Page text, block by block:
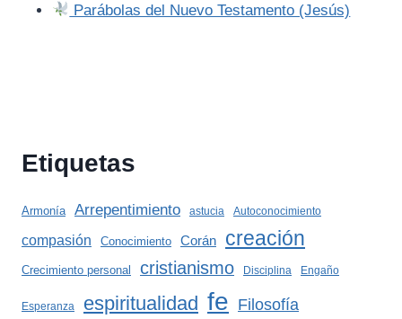
Parábolas del Nuevo Testamento (Jesús)
Etiquetas
Armonía Arrepentimiento astucia Autoconocimiento
compasión Conocimiento Corán creación
Crecimiento personal cristianismo Disciplina Engaño
Esperanza espiritualidad fe Filosofía